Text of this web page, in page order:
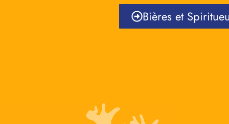
Bières et